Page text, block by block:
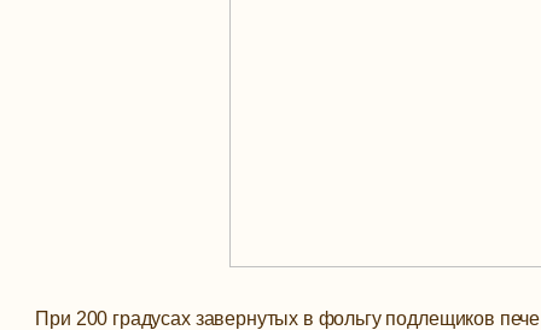
При 200 градусах завернутых в фольгу подлещиков